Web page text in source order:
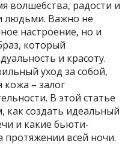
волшебства, радости и
людьми. Важно не
настроение, но и
который
и красоту.
уход за собой,
– залог
В этой статье
создать идеальный
и какие бьюти-
протяжении всей ночи.